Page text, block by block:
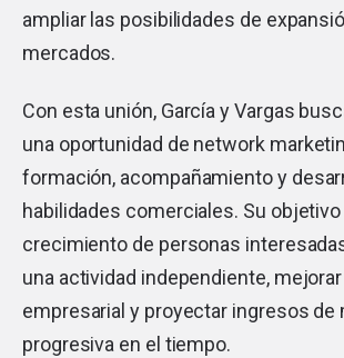
ampliar las posibilidades de
mercados.
Con esta unión, García y Vargas
una oportunidad de network
formación, acompañamiento y
habilidades comerciales. Su
crecimiento de personas
una actividad independiente,
empresarial y proyectar ingresos de
progresiva en el tiempo.